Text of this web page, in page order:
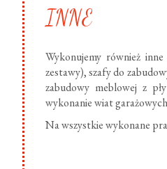
INNE
Wykonujemy również
zestawy), szafy do
zabudowy meblowej z
wykonanie wiat
Na wszystkie wykonane